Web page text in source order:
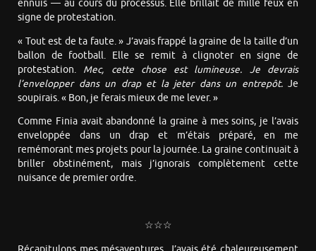
ennuis — au cours du processus. Elle brillait de mille feux en
signe de protestation.
« Tout est de ta faute. » J’avais frappé la graine de la taille d’un
ballon de football. Elle se remit à clignoter en signe de
protestation. Mec, cette chose est lumineuse. Je devrais
l’envelopper dans un drap et la jeter dans un entrepôt.Je
soupirais. « Bon, je ferais mieux de me lever. »
Comme Finia avait abandonné la graine à mes soins, je l’avais
enveloppée dans un drap et m’étais préparé, en me
remémorant mes projets pour la journée. La graine continuait à
briller obstinément, mais j’ignorais complètement cette
nuisance de premier ordre.
☆☆☆